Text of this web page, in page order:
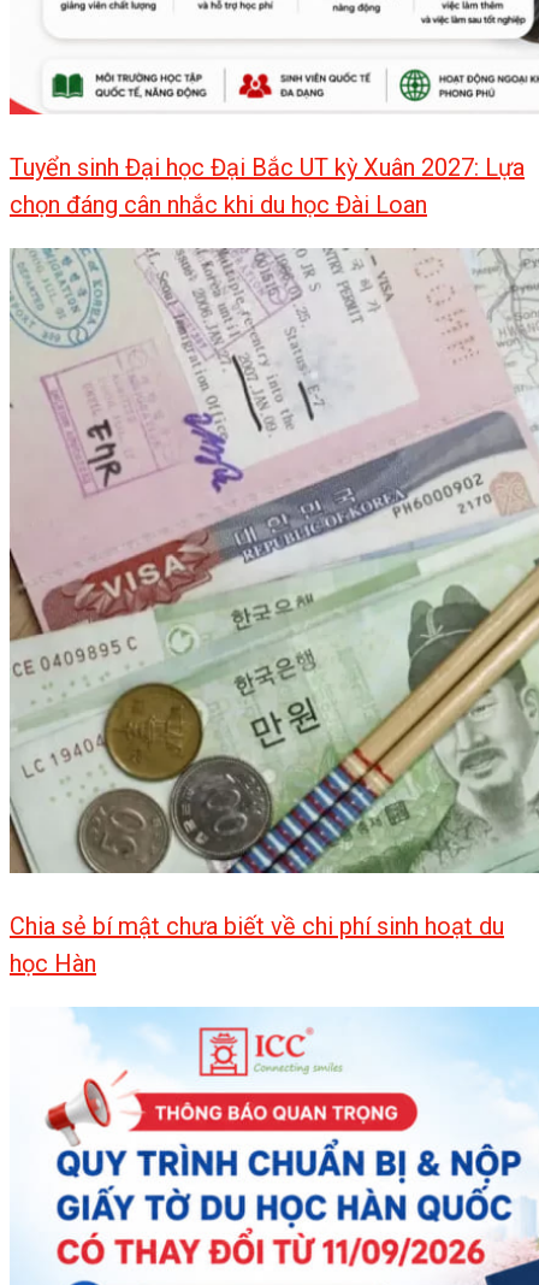
Tuyển sinh Đại học Đại Bắc UT kỳ Xuân 2027: Lựa
chọn đáng cân nhắc khi du học Đài Loan
Chia sẻ bí mật chưa biết về chi phí sinh hoạt du
học Hàn